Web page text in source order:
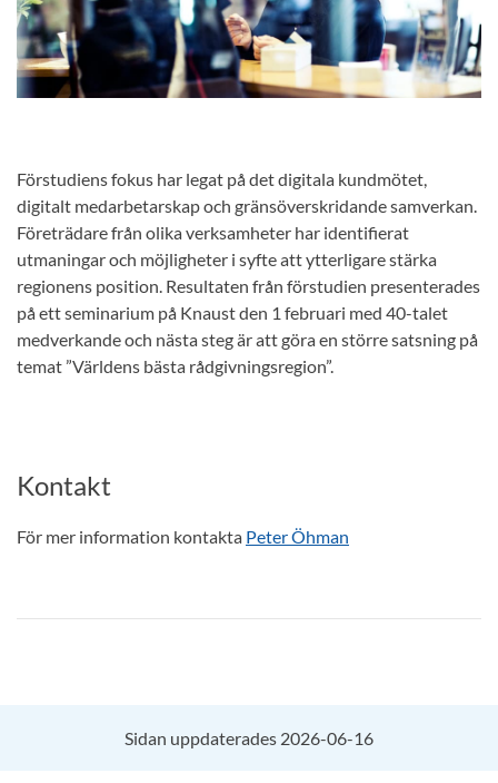
Förstudiens fokus har legat på det digitala kundmötet,
digitalt medarbetarskap och gränsöverskridande samverkan.
Företrädare från olika verksamheter har identifierat
utmaningar och möjligheter i syfte att ytterligare stärka
regionens position. Resultaten från förstudien presenterades
på ett seminarium på Knaust den 1 februari med 40-talet
medverkande och nästa steg är att göra en större satsning på
temat ”Världens bästa rådgivningsregion”.
Kontakt
För mer information kontakta Peter Öhman
Sidan uppdaterades 2026-06-16